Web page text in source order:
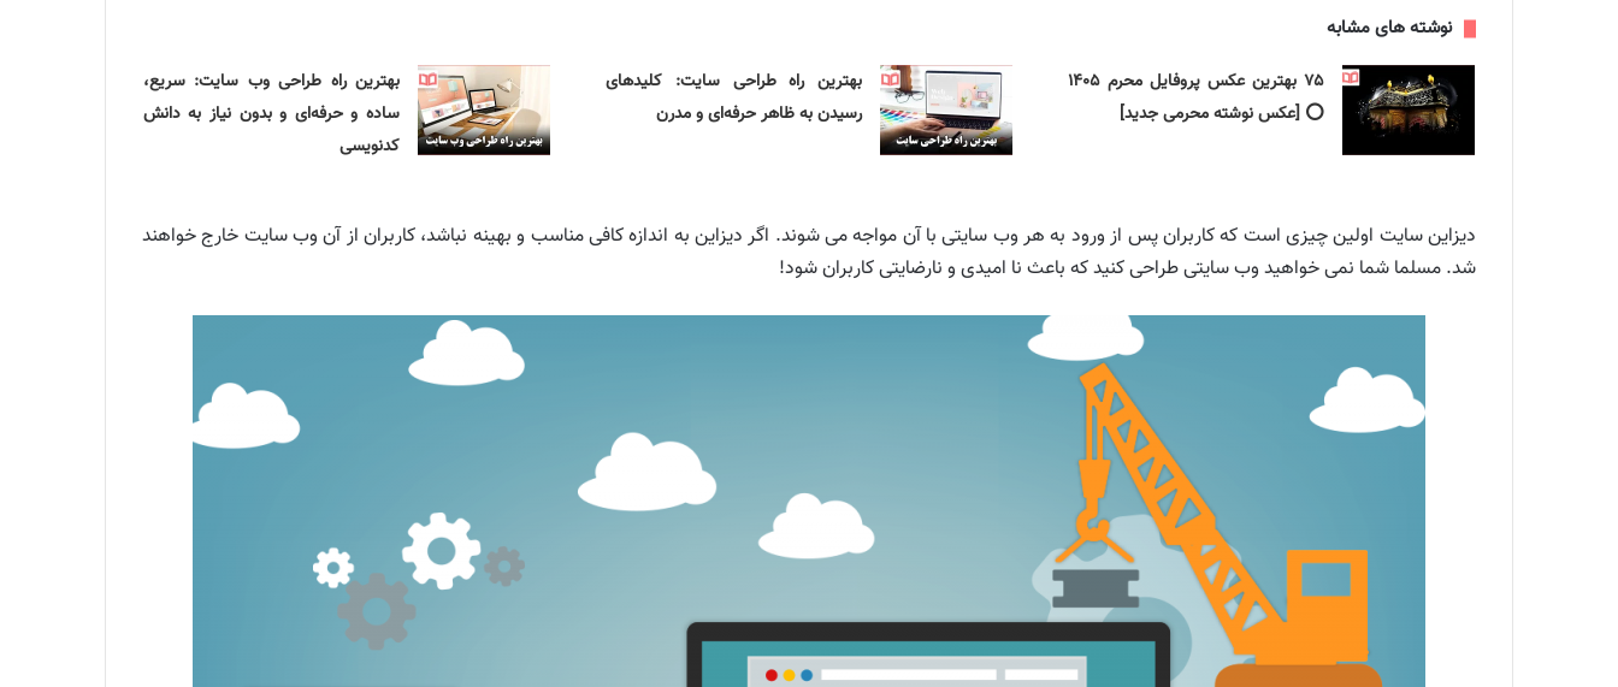
نوشته های مشابه
۷۵ بهترین عکس پروفایل محرم ۱۴۰۵
⭕️ [عکس نوشته محرمی جدید]
بهترین راه طراحی سایت: کلیدهای
رسیدن به ظاهر حرفه‌ای و مدرن
بهترین راه طراحی وب سایت: سریع،
ساده و حرفه‌ای و بدون نیاز به دانش
کدنویسی
دیزاین سایت اولین چیزی است که کاربران پس از ورود به هر وب سایتی با آن مواجه می شوند. اگر دیزاین به اندازه کافی مناسب و بهینه نباشد، کاربران از آن وب سایت خارج خواهند
شد. مسلما شما نمی خواهید وب سایتی طراحی کنید که باعث نا امیدی و نارضایتی کاربران شود!